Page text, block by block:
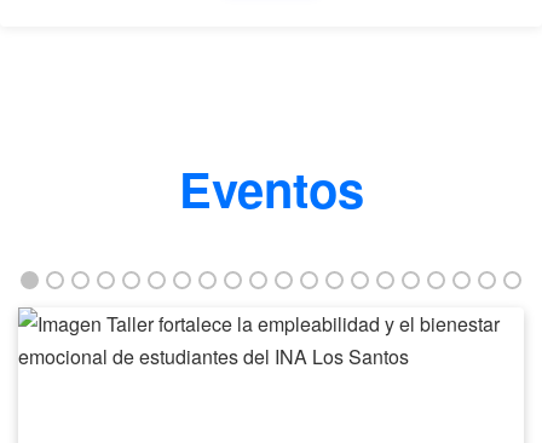
Eventos
Taller
fortalece